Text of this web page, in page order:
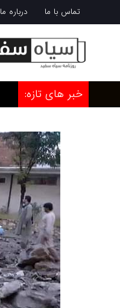
تماس با ما درباره ما
خبر های تازه: